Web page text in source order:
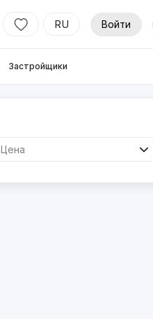
RU Войти
Застройщики
Цена